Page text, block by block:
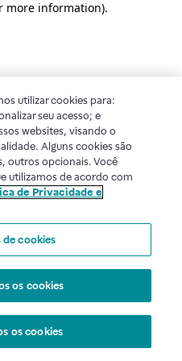
more information).
utilizar cookies para:
seu acesso; e
websites, visando o
Alguns cookies são
outros opcionais. Você
utilizamos de acordo com
de Privacidade e
de cookies
os cookies
os cookies